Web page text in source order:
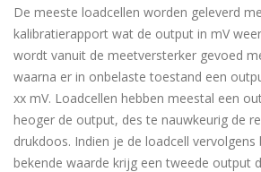
De meeste loadcellen worden geleverd
kalibratierapport wat de output in mV
wordt vanuit de meetversterker gevoed
waarna er in onbelaste toestand een
xx mV. Loadcellen hebben meestal een
heoger de output, des te nauwkeurig de
drukdoos. Indien je de loadcell
bekende waarde krijg een tweede output